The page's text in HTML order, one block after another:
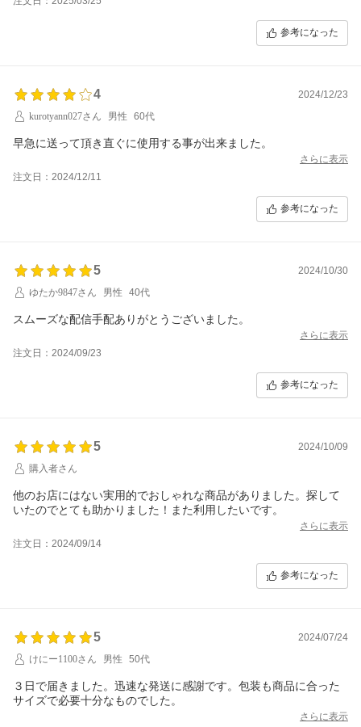
参考になった
4
2024/12/23
kurotyann027さん
男性 60代
早急に送って頂き直ぐに使用する事が出来ました。
さらに表示
注文日：2024/12/11
参考になった
5
2024/10/30
ゆたか9847さん
男性 40代
スムーズな配信手配ありがとうございました。
さらに表示
注文日：2024/09/23
参考になった
5
2024/10/09
購入者さん
他のお店にはない実用的でおしゃれな商品がありました。探して
いたのでとても助かりました！また利用したいです。
さらに表示
注文日：2024/09/14
参考になった
5
2024/07/24
けにー1100さん
男性 50代
３日で届きました。迅速な発送に感謝です。包装も商品に合った
サイズで必要十分なものでした。
さらに表示